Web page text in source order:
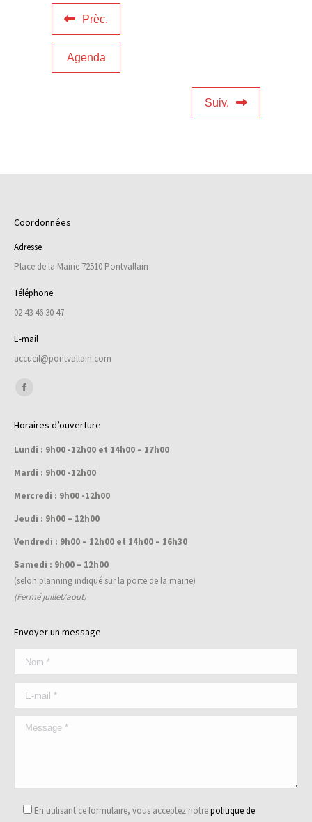
Prèc.
Agenda
Suiv.
Coordonnées
Adresse
Place de la Mairie 72510 Pontvallain
Téléphone
02 43 46 30 47
E-mail
accueil@pontvallain.com
Trouvez nous sur :
opens
in
new
Horaires d’ouverture
Lundi : 9h00 -12h00 et 14h00 – 17h00
Mardi : 9h00 -12h00
Mercredi : 9h00 -12h00
Jeudi : 9h00 – 12h00
Vendredi : 9h00 – 12h00 et 14h00 – 16h30
Samedi : 9h00 – 12h00
(selon planning indiqué sur la porte de la mairie)
(Fermé juillet/aout)
Envoyer un message
En utilisant ce formulaire, vous acceptez notrepolitique de